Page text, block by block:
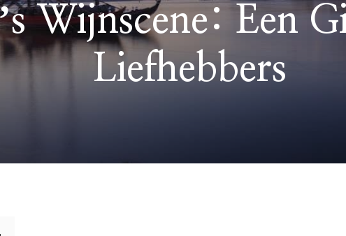
Wijnscene: Een
Liefhebbers